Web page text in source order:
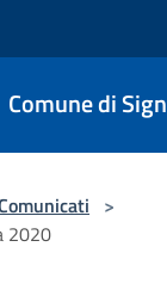
Comune di
>
2020